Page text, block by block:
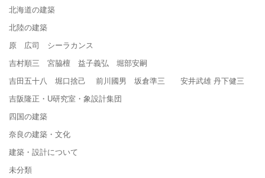
北海道の建築
北陸の建築
原 広司 シーラカンス
吉村順三 宮脇檀 益子義弘 堀部安嗣
吉田五十八 堀口捨己 前川國男 坂倉準三 安井武雄 丹下健三
吉阪隆正・U研究室・象設計集団
四国の建築
奈良の建築・文化
建築・設計について
未分類